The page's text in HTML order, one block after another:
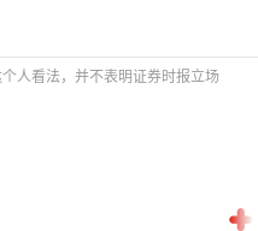
人看法，并不表明证券时报立场